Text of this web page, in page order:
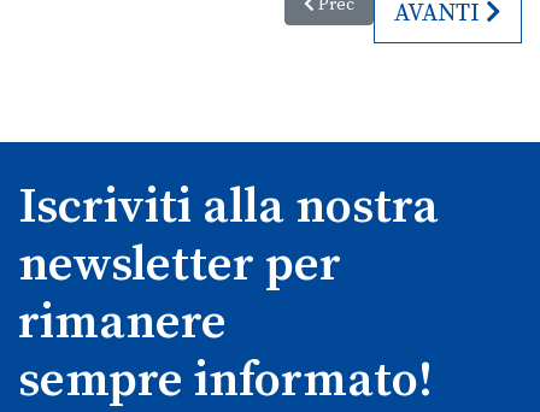
ARTICOLO
AVANTI
Iscriviti alla nostra
newsletter per
rimanere
sempre informato!